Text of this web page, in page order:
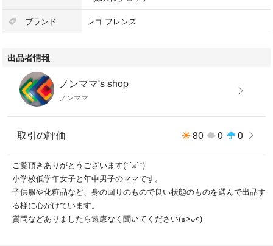
ブランド レゴ フレンズ
出品者情報
ノンママ's shop
ノンママ
取引の評価 80 0 0
ご覧頂きありがとうございます(*´ω`*)
小学校低学年女子と年中男子のママです。
子供服や化粧品など、身の回りのもので良い状態のものを選んで出品す
る様に心がけています。
質問などありましたら遠慮なく聞いてください(๑˃̵ᴗ˂̵)